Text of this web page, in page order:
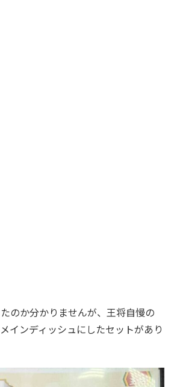
のか分かりませんが、王将自慢の
インディッシュにしたセットがあり